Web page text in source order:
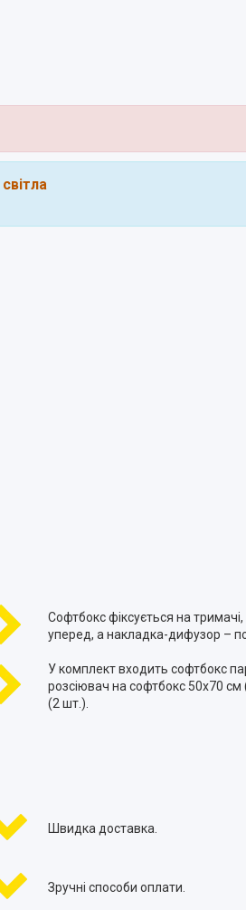
Софтбокс фіксується на
уперед, а накладка-дифузор –
У комплект входить софтбокс
розсіювач на софтбокс 50х70 см
(2 шт.).
Швидка доставка.
Зручні способи оплати.